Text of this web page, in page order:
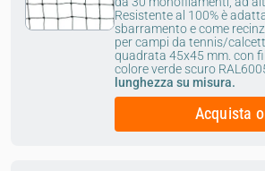
Resistente al 100% è
sbarramento e come
per campi da tennis/
quadrata 45x45 mm. con
colore verde scuro
lunghezza su misura.
Acquista